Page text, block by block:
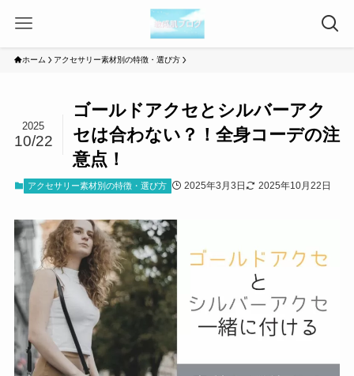
ホーム アクセサリー素材別の特徴・選び方
ゴールドアクセとシルバーアク
セは合わない？！全身コーデの注
意点！
2025
10/22
アクセサリー素材別の特徴・選び方 2025年3月3日 2025年10月22日